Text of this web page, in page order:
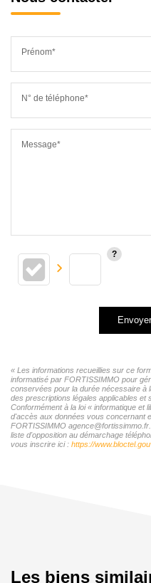
Prénom*
N° de téléphone*
Message*
« Les informations recueillies sur ce
informatisé par FORTISSIMMO pour
conservées pour la durée nécessaire à
des prescriptions légales applicables et
Conformément à la loi « informatique
d'accès aux données vous concernant
FORTISSIMMO
liste d'opposition au démarchage
vous inscrire ici : https://
Les biens